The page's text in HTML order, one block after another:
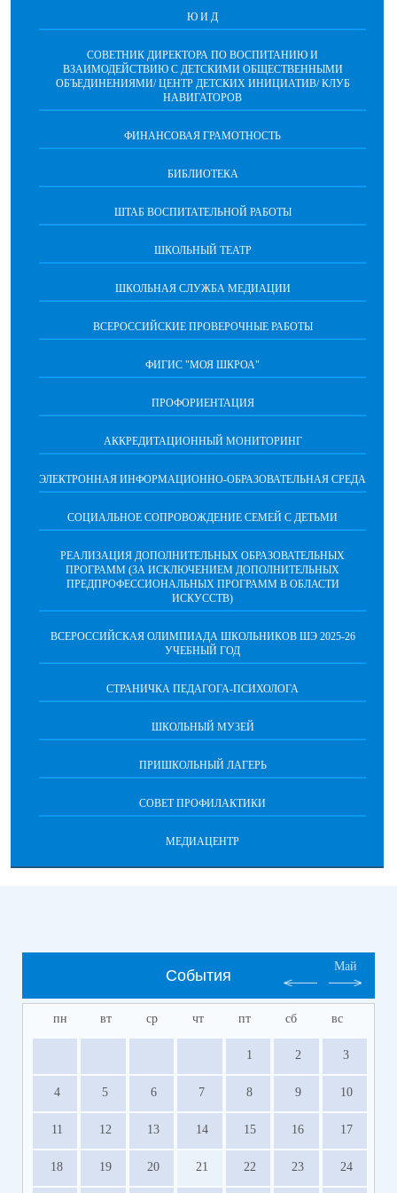
Ю И Д
СОВЕТНИК ДИРЕКТОРА ПО ВОСПИТАНИЮ И
ВЗАИМОДЕЙСТВИЮ С ДЕТСКИМИ ОБЩЕСТВЕННЫМИ
ОБЪЕДИНЕНИЯМИ/ ЦЕНТР ДЕТСКИХ ИНИЦИАТИВ/ КЛУБ
НАВИГАТОРОВ
ФИНАНСОВАЯ ГРАМОТНОСТЬ
БИБЛИОТЕКА
ШТАБ ВОСПИТАТЕЛЬНОЙ РАБОТЫ
ШКОЛЬНЫЙ ТЕАТР
ШКОЛЬНАЯ СЛУЖБА МЕДИАЦИИ
ВСЕРОССИЙСКИЕ ПРОВЕРОЧНЫЕ РАБОТЫ
ФИГИС "МОЯ ШКРОА"
ПРОФОРИЕНТАЦИЯ
АККРЕДИТАЦИОННЫЙ МОНИТОРИНГ
ЭЛЕКТРОННАЯ ИНФОРМАЦИОННО-ОБРАЗОВАТЕЛЬНАЯ СРЕДА
СОЦИАЛЬНОЕ СОПРОВОЖДЕНИЕ СЕМЕЙ С ДЕТЬМИ
РЕАЛИЗАЦИЯ ДОПОЛНИТЕЛЬНЫХ ОБРАЗОВАТЕЛЬНЫХ
ПРОГРАММ (ЗА ИСКЛЮЧЕНИЕМ ДОПОЛНИТЕЛЬНЫХ
ПРЕДПРОФЕССИОНАЛЬНЫХ ПРОГРАММ В ОБЛАСТИ
ИСКУССТВ)
ВСЕРОССИЙСКАЯ ОЛИМПИАДА ШКОЛЬНИКОВ ШЭ 2025-26
УЧЕБНЫЙ ГОД
СТРАНИЧКА ПЕДАГОГА-ПСИХОЛОГА
ШКОЛЬНЫЙ МУЗЕЙ
ПРИШКОЛЬНЫЙ ЛАГЕРЬ
СОВЕТ ПРОФИЛАКТИКИ
МЕДИАЦЕНТР
События
Май
пн вт ср чт пт сб вс
1 2 3
4 5 6 7 8 9 10
11 12 13 14 15 16 17
18 19 20 21 22 23 24